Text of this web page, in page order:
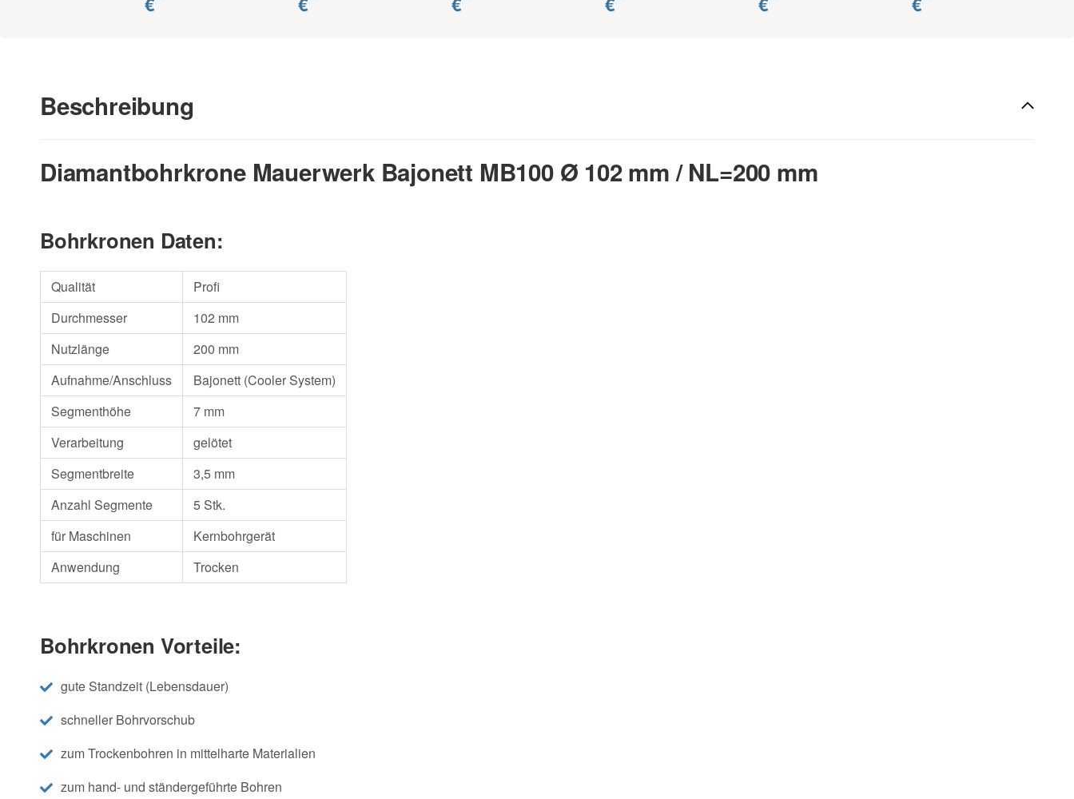
Beschreibung
Diamantbohrkrone Mauerwerk Bajonett MB100 Ø 102 mm / NL=200 mm
Bohrkronen Daten:
Qualität
Profi
Durchmesser
102 mm
Nutzlänge
200 mm
Aufnahme/Anschluss
Bajonett (Cooler System)
Segmenthöhe
7 mm
Verarbeitung
gelötet
Segmentbreite
3,5 mm
Anzahl Segmente
5 Stk.
für Maschinen
Kernbohrgerät
Anwendung
Trocken
Bohrkronen Vorteile:
gute Standzeit (Lebensdauer)
schneller Bohrvorschub
zum Trockenbohren in mittelharte Materialien
zum hand- und ständergeführte Bohren